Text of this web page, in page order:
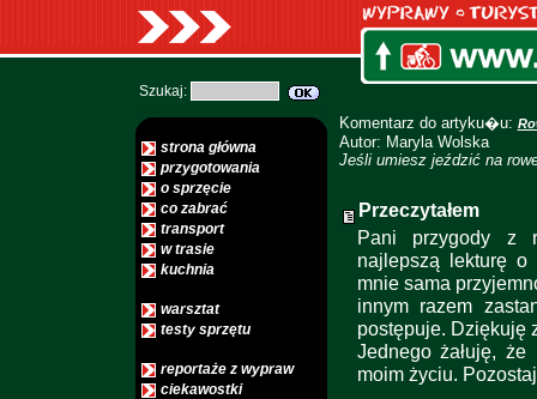
Szukaj:
strona główna
przygotowania
o sprzęcie
co zabrać
transport
w trasie
kuchnia
warsztat
testy sprzętu
reportaże z wypraw
ciekawostki
Komentarz do artyku�u:
Autor: Maryla Wolska
Jeśli umiesz jeździć na
Przeczytałem
Pani przygody z
najlepszą lekturę o
mnie sama
innym razem
postępuje. Dziękuję
Jednego żałuję, że
moim życiu.